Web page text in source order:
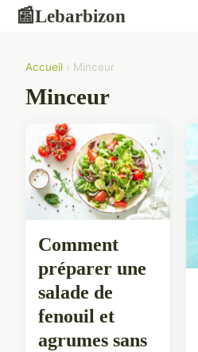
📰Lebarbizon
Accueil › Minceur
Minceur
Comment
préparer une
salade de
fenouil et
agrumes sans